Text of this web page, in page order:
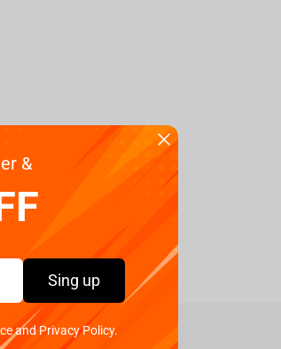
&
Sing up
and Privacy Policy.